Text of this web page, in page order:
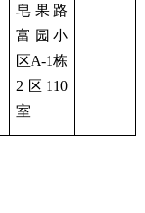
皂果路
富园小
区A-1栋
2区110
室